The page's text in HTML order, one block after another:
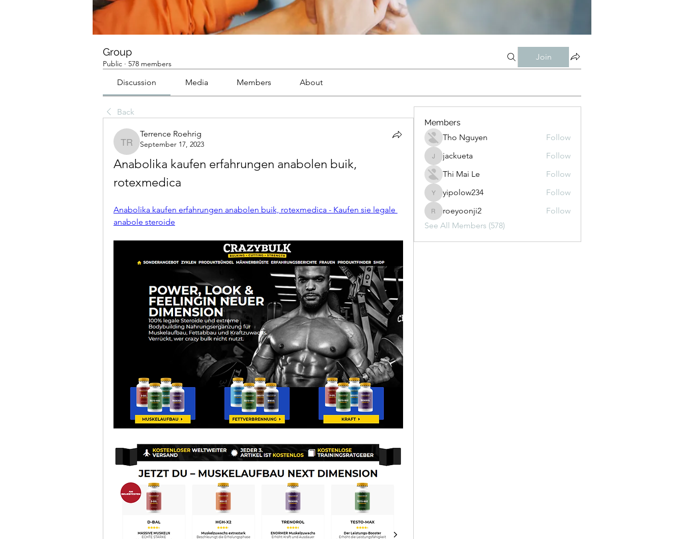
Group
Public · 578 members
Join
Discussion Media Members About
Back
Terrence Roehrig
Terrence Roehrig
September 17, 2023
Anabolika kaufen erfahrungen anabolen buik,
rotexmedica
Anabolika kaufen erfahrungen anabolen buik, rotexmedica - Kaufen sie legale
anabole steroide
Members
Tho Nguyen
Follow
jackueta
jackueta
Follow
Thi Mai Le
Follow
yipolow234
yipolow234 Follow
roeyoonji2
roeyoonji2
Follow
See All Members (578)